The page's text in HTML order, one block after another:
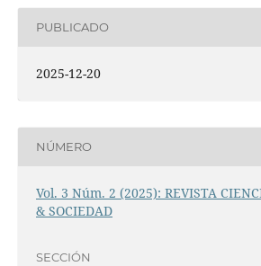
PUBLICADO
2025-12-20
NÚMERO
Vol. 3 Núm. 2 (2025): REVISTA
& SOCIEDAD
SECCIÓN